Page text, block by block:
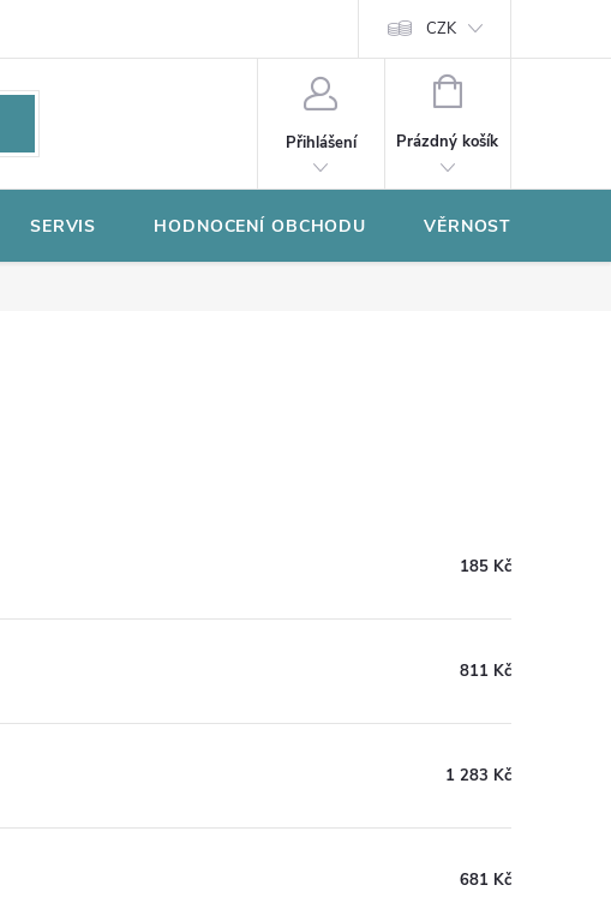
CZK
Přihlášení
NÁKUPNÍ
Prázdný košík
SERVIS HODNOCENÍ OBCHODU VĚRNOSTNÍ
185 Kč
811 Kč
1 283 Kč
681 Kč